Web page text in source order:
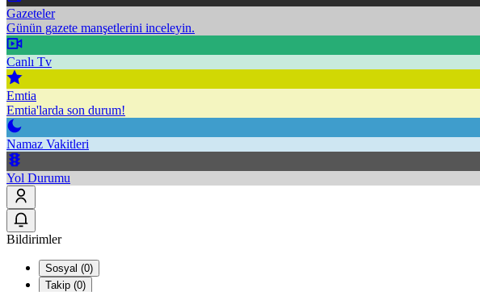
Gazeteler
Günün gazete manşetlerini inceleyin.
Canlı Tv
Emtia
Emtia'larda son durum!
Namaz Vakitleri
Yol Durumu
Bildirimler
Sosyal (0)
Takip (0)